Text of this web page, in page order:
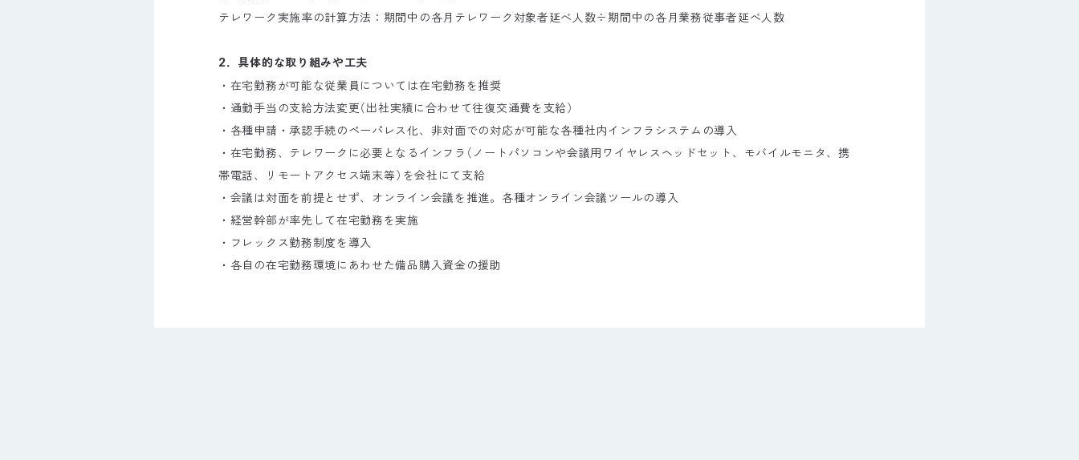
テレワーク実施率の計算方法：期間中の各月テレワーク対象者延べ人数÷期間中の各月業務従事者延べ人数
2．具体的な取り組みや工夫
・在宅勤務が可能な従業員については在宅勤務を推奨
・通勤手当の支給方法変更（出社実績に合わせて往復交通費を支給）
・各種申請・承認手続のペーパレス化、非対面での対応が可能な各種社内インフラシステムの導入
・在宅勤務、テレワークに必要となるインフラ（ ノートパソコンや会議用ワイヤレスヘッドセット、モバイルモニタ、携
帯電話、リモートアクセス端末等）を会社にて支給
・会議は対面を前提とせず、オンライン会議を推進。各種オンライン会議ツールの導入
・経営幹部が率先して在宅勤務を実施
・フレックス勤務制度を導入
・各自の在宅勤務環境にあわせた備品購入資金の援助